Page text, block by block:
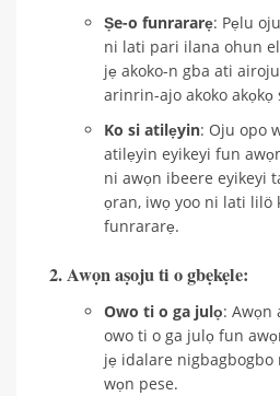
Ṣe-o funrararẹ: Pẹlu
ni lati pari ilana ohun
jẹ akoko-n gba ati
arinrin-ajo akoko akọkọ
Ko si atilẹyin: Oju opo
atilẹyin eyikeyi fun
ni awọn ibeere eyikeyi
ọran, iwọ yoo ni lati lilö
funrararẹ.
2. Awọn aṣoju ti o gbẹkẹle:
Owo ti o ga julọ: Awọn
owo ti o ga julọ fun
jẹ idalare
wọn pese.